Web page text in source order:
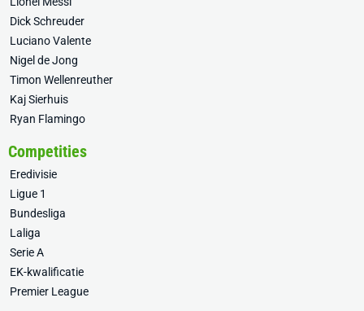
Dick Schreuder
Luciano Valente
Nigel de Jong
Timon Wellenreuther
Kaj Sierhuis
Ryan Flamingo
Competities
Eredivisie
Ligue 1
Bundesliga
Laliga
Serie A
EK-kwalificatie
Premier League